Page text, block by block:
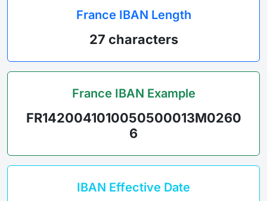
France IBAN Length
27 characters
France IBAN Example
FR1420041010050500013M0260
6
IBAN Effective Date